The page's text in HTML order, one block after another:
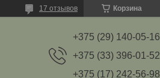
Корзина
17 отзывов
+375 (29) 140-05-16
+375 (33) 396-01-52
+375 (17) 242-56-98